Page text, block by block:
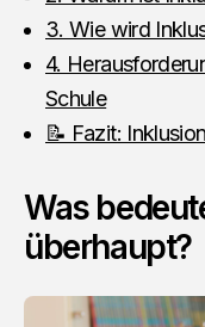
3. Wie wird
4.
Schule
📝 Fazit:
Was
überhaupt?